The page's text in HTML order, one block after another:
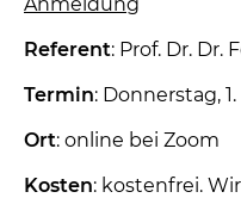
Referent: Prof. Dr. Dr.
Termin: Donnerstag,
Ort: online bei Zoom
Kosten: kostenfrei.